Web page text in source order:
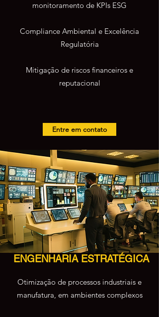
monitoramento de KPIs ESG
Compliance Ambiental e Excelência
Regulatória
Mitigação de riscos financeiros e
reputacional
Entre em contato
ENGENHARIA ESTRATÉGICA
Otimização de processos industriais e
manufatura, em ambientes complexos